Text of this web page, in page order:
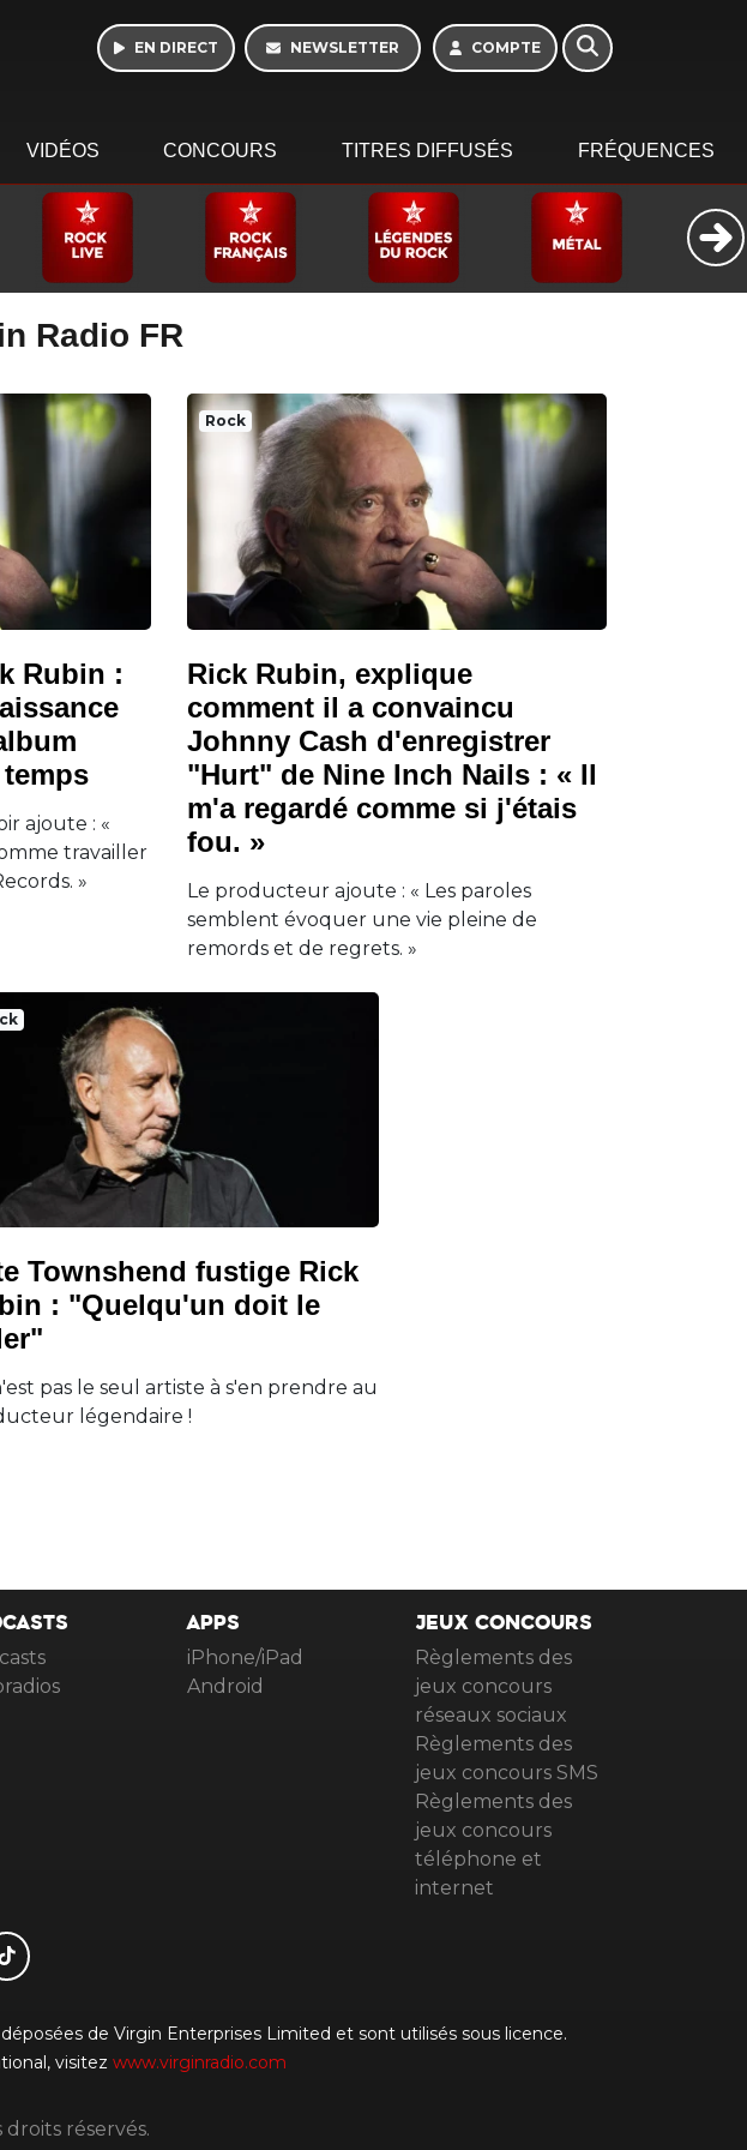
EN DIRECT NEWSLETTER COMPTE
VIDÉOS CONCOURS TITRES DIFFUSÉS FRÉQUENCES
Radio FR
Rubin :
ajoute : «
travailler
»
Rock
Rick Rubin, explique
comment il a convaincu
Johnny Cash d'enregistrer
"Hurt" de Nine Inch Nails : « Il
m'a regardé comme si j'étais
fou. »
Le producteur ajoute : « Les paroles
semblent évoquer une vie pleine de
remords et de regrets. »
Townshend fustige Rick
: "Quelqu'un doit le
pas le seul artiste à s'en prendre au
légendaire !
APPS
iPhone/iPad
Android
JEUX CONCOURS
Règlements des
jeux concours
réseaux sociaux
Règlements des
jeux concours SMS
Règlements des
jeux concours
téléphone et
internet
de Virgin Enterprises Limited et sont utilisés sous licence.
visitez www.virginradio.com
droits réservés.
10h - 13h